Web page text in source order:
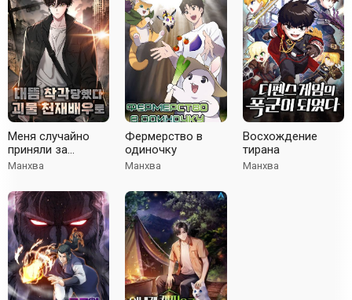
Меня случайно
приняли за
талантливого
Манхва
Фермерство в
одиночку
Манхва
Восхождение
тирана
Манхва